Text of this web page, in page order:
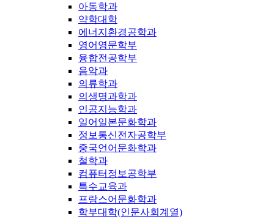
아동학과
약학대학
에너지환경공학과
영어영문학부
융합전공학부
음악과
의류학과
의생명과학과
인공지능학과
일어일본문화학과
정보통신전자공학부
중국언어문화학과
철학과
컴퓨터정보공학부
특수교육과
프랑스어문화학과
학부대학(인문사회계열)